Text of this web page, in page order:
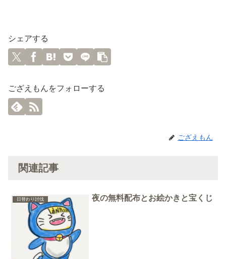
シェアする
ござえもんをフォローする
ござえもん
関連記事
日替わり討伐 夜の無料配布とお絵かきと宝くじ